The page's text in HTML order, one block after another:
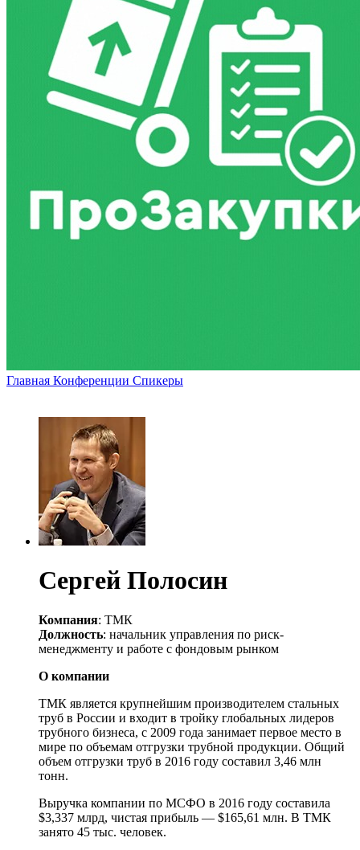
Главная Конференции Спикеры
Сергей Полосин
Компания: ТМК
Должность: начальник управления по риск-
менеджменту и работе с фондовым рынком
О компании
ТМК является крупнейшим производителем стальных
труб в России и входит в тройку глобальных лидеров
трубного бизнеса, с 2009 года занимает первое место в
мире по объемам отгрузки трубной продукции. Общий
объем отгрузки труб в 2016 году составил 3,46 млн
тонн.
Выручка компании по МСФО в 2016 году составила
$3,337 млрд, чистая прибыль — $165,61 млн. В ТМК
занято 45 тыс. человек.